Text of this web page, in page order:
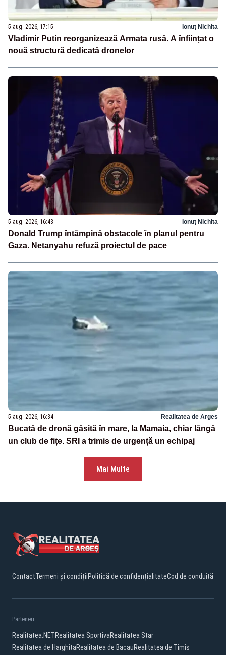
5 aug. 2026, 17:15 Ionuț Nichita
Vladimir Putin reorganizează Armata rusă. A înființat o
nouă structură dedicată dronelor
5 aug. 2026, 16:43 Ionuț Nichita
Donald Trump întâmpină obstacole în planul pentru
Gaza. Netanyahu refuză proiectul de pace
5 aug. 2026, 16:34 Realitatea de Arges
Bucată de dronă găsită în mare, la Mamaia, chiar lângă
un club de fițe. SRI a trimis de urgență un echipaj
Mai Multe
ContactTermeni și condițiiPolitică de confidențialitateCod de conduită
Parteneri:
Realitatea.NETRealitatea SportivaRealitatea Star
Realitatea de HarghitaRealitatea de BacauRealitatea de Timis